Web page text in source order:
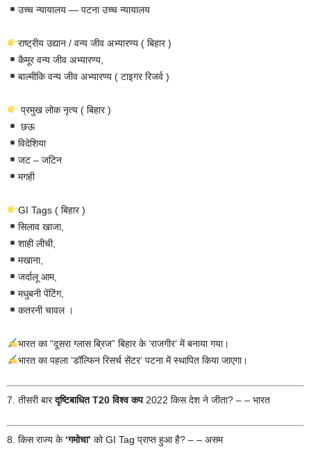
उच्च न्यायालय — पटना उच्च न्यायालय
राष्ट्रीय उद्यान / वन्य जीव अभ्यारण्य ( बिहार )
कैमूर वन्य जीव अभ्यारण्य,
बाल्मीकि वन्य जीव अभ्यारण्य ( टाइगर रिजर्व )
प्रमुख लोक नृत्य ( बिहार )
छऊ
विदेशिया
जट – जटिन
मगही
GI Tags ( बिहार )
सिलाव खाजा,
शाही लीची,
मखाना,
जर्दालू आम,
मधुबनी पेंटिंग,
कतरनी चावल ।
भारत का “दूसरा ग्लास ब्रिज” बिहार के ‘राजगीर’ में बनाया गया।
भारत का पहला ‘डॉल्फिन रिसर्च सेंटर’ पटना में स्थापित किया जाएगा।
7. तीसरी बारदृष्टिबाधित T20 विश्व कप 2022 किस देश ने जीता? – – भारत
8. किस राज्य के ‘गमोचा’ को GI Tag प्राप्त हुआ है? – – असम